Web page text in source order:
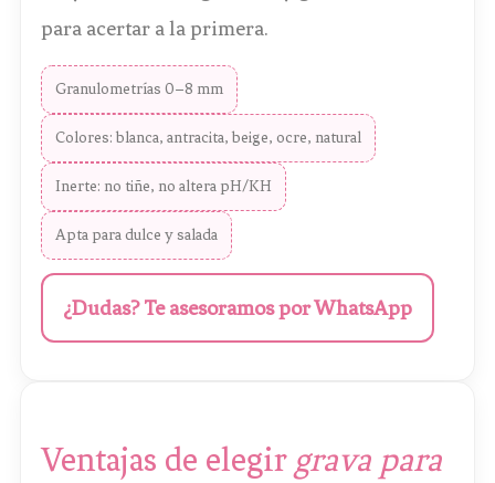
para acertar a la primera.
Granulometrías 0–8 mm
Colores: blanca, antracita, beige, ocre, natural
Inerte: no tiñe, no altera pH/KH
Apta para dulce y salada
¿Dudas? Te asesoramos por WhatsApp
Ventajas de elegirgrava para